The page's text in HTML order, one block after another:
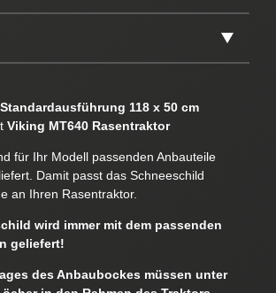
Standardausführung 118 x 50 cm
Viking MT640 Rasentraktor
für Ihr Modell passenden Anbauteile
Damit passt das Schneeschild
an Ihren Rasentraktor.
wird immer mit dem passenden
geliefert!
des Anbaubockes müssen unter